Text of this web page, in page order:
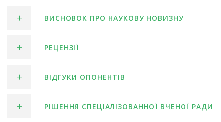
ВИСНОВОК ПРО НАУКОВУ НОВИЗНУ
РЕЦЕНЗІЇ
ВІДГУКИ ОПОНЕНТІВ
РІШЕННЯ СПЕЦІАЛІЗОВАННОЇ ВЧЕНОЇ РАДИ